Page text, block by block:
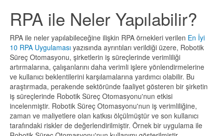
RPA ile Neler Yapılabilir?
RPA ile neler yapılabileceğine ilişkin RPA örnekleri verilen En İyi
10 RPA Uygulaması yazısında ayrıntıları verildiği üzere, Robotik
Süreç Otomasyonu, şirketlerin iş süreçlerinde verimliliği
artırmalarına, çalışanlarını daha verimli işlere yönlendirmelerine
ve kullanıcı beklentilerini karşılamalarına yardımcı olabilir. Bu
araştırmada, perakende sektöründe faaliyet gösteren bir şirketin
iş süreçlerinde Robotik Süreç Otomasyonu'nun etkisi
incelenmiştir. Robotik Süreç Otomasyonu'nun iş verimliliğine,
zaman ve maliyetlere olan katkısı ölçülmüştür ve son kullanıcı
tarafındaki riskler de değerlendirilmiştir. Örnek bir uygulama ile